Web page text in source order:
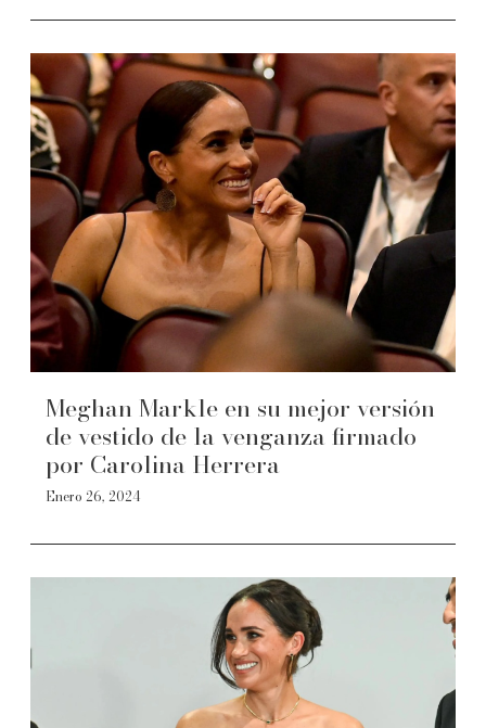
Meghan Markle en su mejor versión
de vestido de la venganza firmado
por Carolina Herrera
Enero 26, 2024